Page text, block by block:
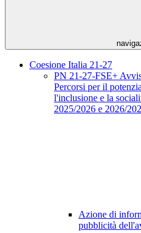
Coesione Italia 21-27
PN 21-27-FSE+
Percorsi per il
l'inclusione e la
2025/2026 e 2026/
Azione di
pubblicità